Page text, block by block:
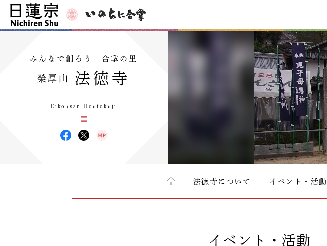
みんなで創ろう 合掌の里
榮厚山 法徳寺
Eikousan Houtokuji
法徳寺について イベント・活動
イベント・活動